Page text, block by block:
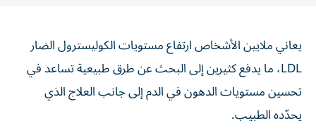
يعاني ملايين الأشخاص ارتفاع مستويات الكوليسترول الضار
LDL، ما يدفع كثيرين إلى البحث عن طرق طبيعية تساعد في
تحسين مستويات الدهون في الدم إلى جانب العلاج الذي
يحدّده الطبيب.